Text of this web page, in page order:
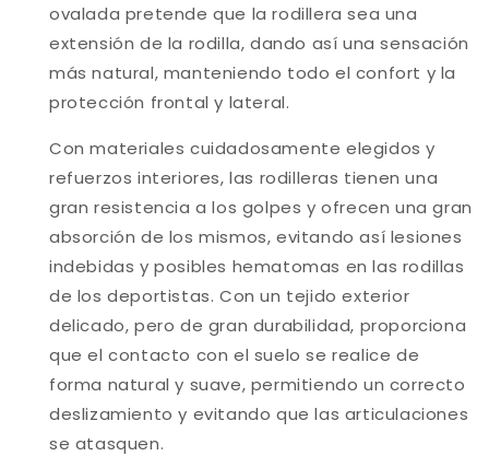
ovalada pretende que la rodillera sea una
extensión de la rodilla, dando así una sensación
más natural, manteniendo todo el confort y la
protección frontal y lateral.
Con materiales cuidadosamente elegidos y
refuerzos interiores, las rodilleras tienen una
gran resistencia a los golpes y ofrecen una gran
absorción de los mismos, evitando así lesiones
indebidas y posibles hematomas en las rodillas
de los deportistas. Con un tejido exterior
delicado, pero de gran durabilidad, proporciona
que el contacto con el suelo se realice de
forma natural y suave, permitiendo un correcto
deslizamiento y evitando que las articulaciones
se atasquen.